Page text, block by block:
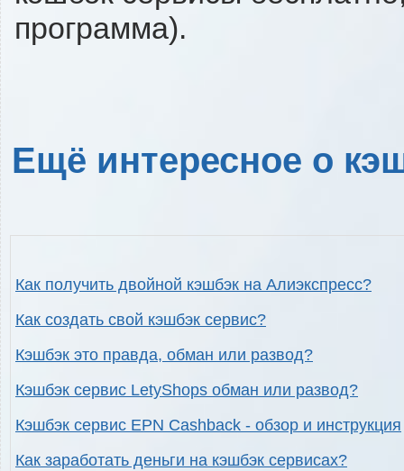
программа).
Ещё интересное о
Как получить двойной кэшбэк на Алиэкспресс?
Как создать свой кэшбэк сервис?
Кэшбэк это правда, обман или развод?
Кэшбэк сервис LetyShops обман или развод?
Кэшбэк сервис EPN Cashback - обзор и инструкция
Как заработать деньги на кэшбэк сервисах?